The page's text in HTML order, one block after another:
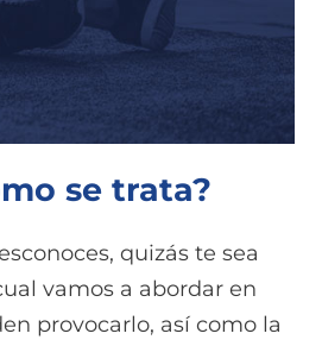
se trata?
quizás te sea
vamos a abordar en
provocarlo, así como la